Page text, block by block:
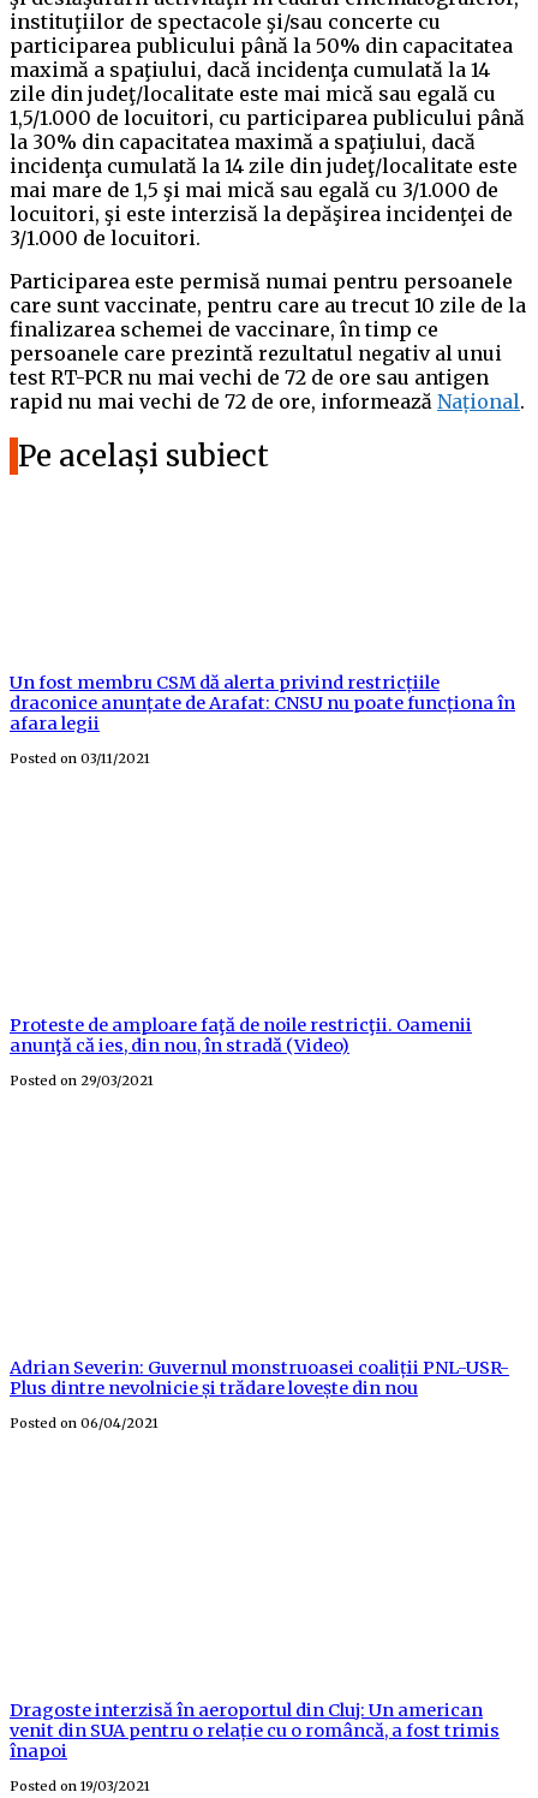
instituţiilor de spectacole şi/sau concerte cu
participarea publicului până la 50% din capacitatea
maximă a spaţiului, dacă incidenţa cumulată la 14
zile din judeţ/localitate este mai mică sau egală cu
1,5/1.000 de locuitori, cu participarea publicului până
la 30% din capacitatea maximă a spaţiului, dacă
incidenţa cumulată la 14 zile din judeţ/localitate este
mai mare de 1,5 şi mai mică sau egală cu 3/1.000 de
locuitori, şi este interzisă la depăşirea incidenţei de
3/1.000 de locuitori.
Participarea este permisă numai pentru persoanele
care sunt vaccinate, pentru care au trecut 10 zile de la
finalizarea schemei de vaccinare, în timp ce
persoanele care prezintă rezultatul negativ al unui
test RT-PCR nu mai vechi de 72 de ore sau antigen
rapid nu mai vechi de 72 de ore, informează Național.
Pe același subiect
Un fost membru CSM dă alerta privind restricțiile
draconice anunțate de Arafat: CNSU nu poate funcționa în
afara legii
Posted on 03/11/2021
Proteste de amploare faţă de noile restricţii. Oamenii
anunţă că ies, din nou, în stradă (Video)
Posted on 29/03/2021
Adrian Severin: Guvernul monstruoasei coaliții PNL-USR-
Plus dintre nevolnicie și trădare lovește din nou
Posted on 06/04/2021
Dragoste interzisă în aeroportul din Cluj: Un american
venit din SUA pentru o relație cu o româncă, a fost trimis
înapoi
Posted on 19/03/2021